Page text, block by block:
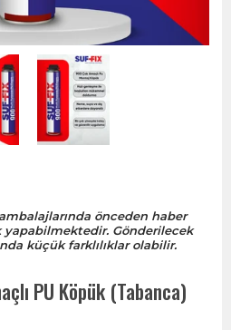
önceden haber
Gönderilecek
küçük farklılıklar olabilir.
PU Köpük (Tabanca)